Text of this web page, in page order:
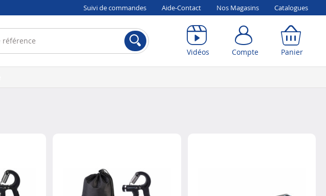
Suivi de commandes Aide-Contact Nos Magasins Catalogues
Vidéos Compte Panier
Compte Panier